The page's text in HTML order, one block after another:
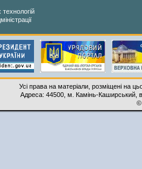
технологій
Усі права на матеріали, розміщені на
Адреса: 44500, м. Камінь-Каширський,
©